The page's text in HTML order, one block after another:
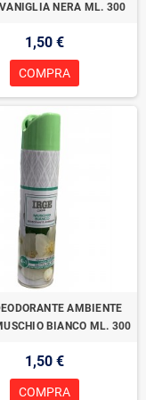
NERA ML. 300
1,50 €
COMPRA
AMBIENTE
BIANCO ML. 300
1,50 €
COMPRA